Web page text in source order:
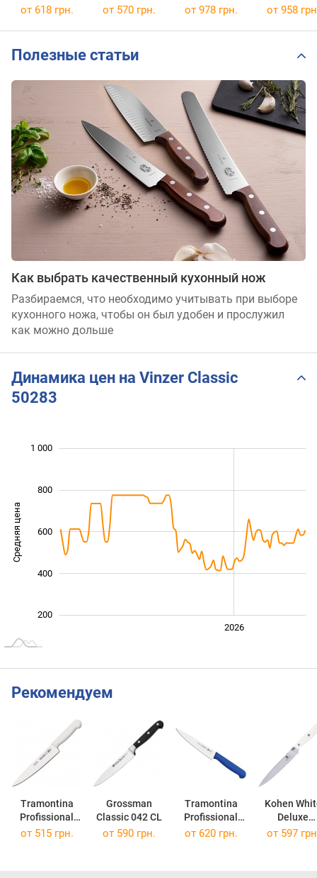
от 618 грн. от 570 грн. от 978 грн. от 958
Полезные статьи
Как выбрать качественный кухонный нож
Разбираемся, что необходимо учитывать при выборе
кухонного ножа, чтобы он был удобен и прослужил
как можно дольше
Динамика цен на Vinzer Classic
50283
Средняя цена 1 000
200
400
600
800
1 000
2026
Рекомендуем
Tramontina
Profissional
Master
Grossman
Classic 042 CL
Tramontina
Profissional
Master
Kohen
Deluxe
KN92004
от 515 грн. от 590 грн. от 620 грн. от 597